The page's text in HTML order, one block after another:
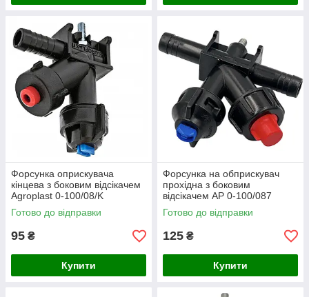
Форсунка оприскувача
кінцева з боковим відсікачем
Agroplast 0-100/08/K
Готово до відправки
95 ₴
Купити
Форсунка на обприскувач
прохідна з боковим
відсікачем AP 0-100/087
Готово до відправки
125 ₴
Купити